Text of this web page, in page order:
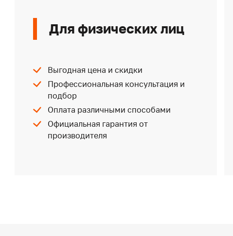
Для физических лиц
Выгодная цена и скидки
Профессиональная консультация и
подбор
Оплата различными способами
Официальная гарантия от
производителя